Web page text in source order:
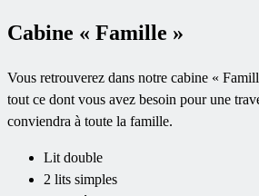
Cabine « Famille »
Vous retrouverez dans notre cabine «
tout ce dont vous avez besoin pour une
conviendra à toute la famille.
Lit double
2 lits simples